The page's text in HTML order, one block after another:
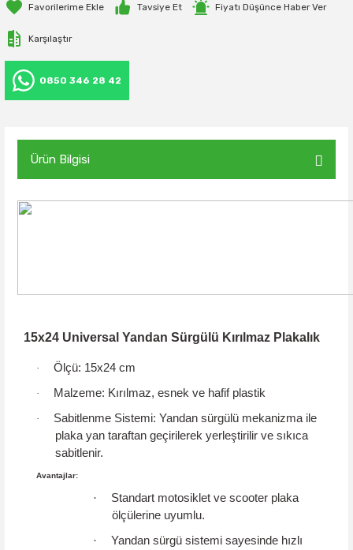
Tavsiye Et Fiyatı Düşünce Haber Ver
Karşılaştır
0850 346 28 42
Ürün Bilgisi
15x24 Universal Yandan Sürgülü Kırılmaz Plakalık
· Ölçü: 15x24 cm
· Malzeme: Kırılmaz, esnek ve hafif plastik
· Sabitlenme Sistemi: Yandan sürgülü mekanizma ile
plaka yan taraftan geçirilerek yerleştirilir ve sıkıca
sabitlenir.
Avantajlar:
·
Standart motosiklet ve scooter plaka
ölçülerine uyumlu.
·
Yandan sürgü sistemi sayesinde hızlı